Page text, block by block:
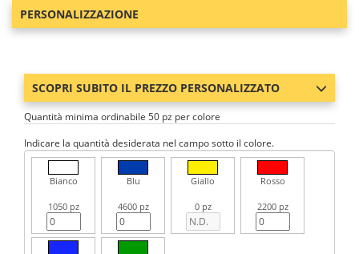
PERSONALIZZAZIONE
SCOPRI SUBITO IL PREZZO PERSONALIZZATO
Quantità minima ordinabile 50 pz per colore
Indicare la quantità desiderata nel campo sotto il colore.
Bianco
1050 pz
Blu
4600 pz
Giallo
0 pz
Rosso
2200 pz